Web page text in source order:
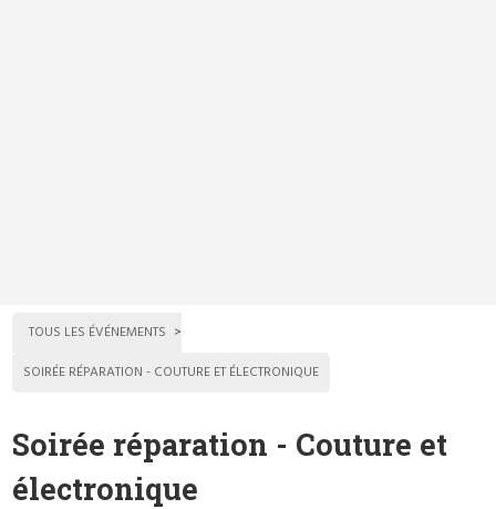
TOUS LES ÉVÉNEMENTS
SOIRÉE RÉPARATION - COUTURE ET ÉLECTRONIQUE
Soirée réparation - Couture et
électronique